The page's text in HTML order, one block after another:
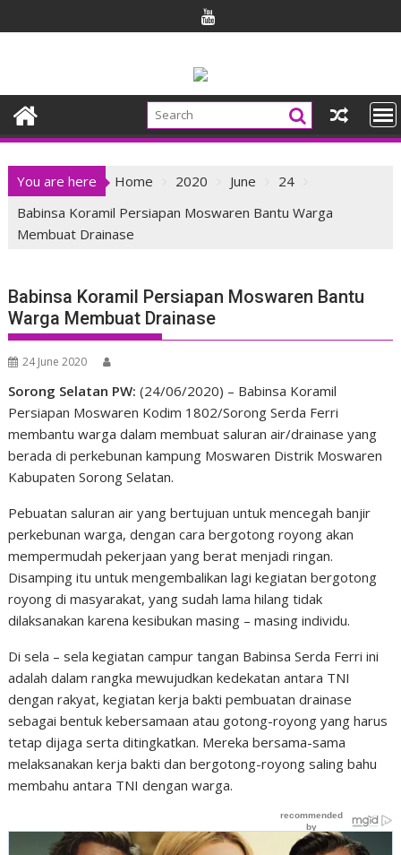
to
You are here Home 2020 June
24
Babinsa Koramil Persiapan Moswaren Bantu Warga
Membuat Drainase
Babinsa Koramil Persiapan Moswaren Bantu
Warga Membuat Drainase
24 June 2020
Sorong Selatan PW: (24/06/2020) – Babinsa Koramil
Persiapan Moswaren Kodim 1802/Sorong Serda Ferri
membantu warga dalam membuat saluran air/drainase yang
berada di perkebunan kampung Moswaren Distrik Moswaren
Kabupaten Sorong Selatan.
Pebuatan saluran air yang bertujuan untuk mencegah banjir
perkebunan warga, dengan cara bergotong royong akan
mempermudah pekerjaan yang berat menjadi ringan.
Disamping itu untuk mengembalikan lagi kegiatan bergotong
royong di masyarakat, yang sudah lama hilang tidak
dilaksanakan karena kesibukan masing – masing individu.
Di sela – sela kegiatan campur tangan Babinsa Serda Ferri ini
adalah dalam rangka mewujudkan kedekatan antara TNI
dengan rakyat, kegiatan kerja bakti pembuatan drainase
sebagai bentuk kebersamaan atau gotong-royong yang harus
tetap dijaga serta ditingkatkan. Mereka bersama-sama
melaksanakan kerja bakti dan bergotong-royong saling bahu
membahu antara TNI dengan warga.